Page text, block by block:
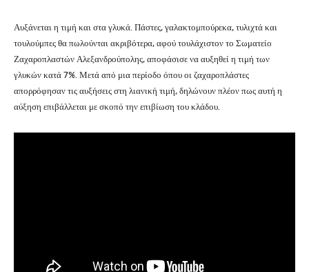
Αυξάνεται η τιμή και στα γλυκά. Πάστες, γαλακτομπούρεκα, τυλιχτά και
τουλούμπες θα πωλούνται ακριβότερα, αφού τουλάχιστον το Σωματείο
Ζαχαροπλαστών Αλεξανδρούπολης, αποφάσισε να αυξηθεί η τιμή των
γλυκών κατά 7%. Μετά από μια περίοδο όπου οι ζαχαροπλάστες
απορρόφησαν τις αυξήσεις στη λιανική τιμή, δηλώνουν πλέον πως αυτή η
αύξηση επιβάλλεται με σκοπό την επιβίωση του κλάδου.